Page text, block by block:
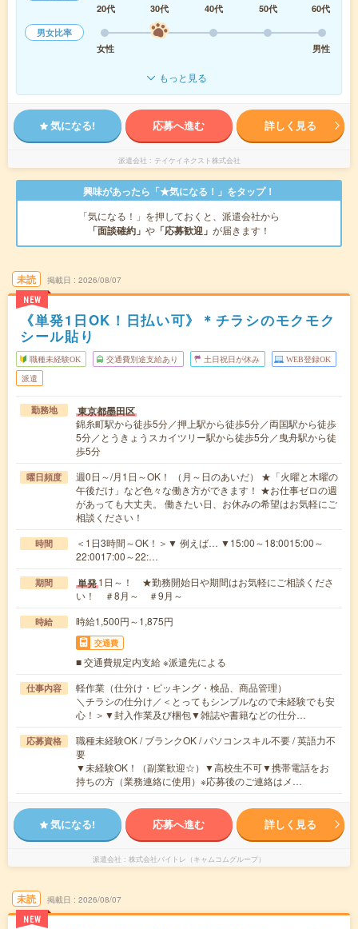
20代
30代 40代 50代
60代
男女比率
女性
男性
もっと見る
気になる! 応募へ進む 詳しく見る
派遣会社 テイケイネクスト株式会社
興味があったら「★気になる！」をタップ！
「気になる！」を押しておくと、派遣会社から
「面談確約」 や 「応募歓迎」 が届きます！
未読
NEW
掲載日 2026/08/07
《単発1日OK！日払い可》＊チラシのモクモク
シール貼り
職種未経験OK 交通費別途支給あり 土日祝日が休み WEB登録OK
派遣
勤務地 東京都墨田区
錦糸町駅から徒歩5分／押上駅から徒歩5分／両国駅から徒歩
5分／とうきょうスカイツリー駅から徒歩5分／曳舟駅から徒
歩5分
曜日頻度
週0日～/月1日～OK！ （月～日のあいだ） ★「火曜と木曜の
午後だけ」など色々な働き方ができます！ ★お仕事ゼロの週
があっても大丈夫。 働きたい日、お休みの希望はお気軽にご
相談ください！
時間
＜1日3時間～OK！＞▼ 例えば… ▼15:00～18:0015:00～
22:0017:00～22:…
期間 単発1日～！ ★勤務開始日や期間はお気軽にご相談くださ
い！ ＃8月～ ＃9月～
時給 時給1,500円～1,875円
交通費
■ 交通費規定内支給 ※派遣先による
仕事内容
軽作業（仕分け・ピッキング・検品、商品管理）
＼チラシの仕分け／＜とってもシンプルなので未経験でも安
心！＞▼封入作業及び梱包▼雑誌や書籍などの仕分…
応募資格
職種未経験OK / ブランクOK / パソコンスキル不要 / 英語力不
要
▼未経験OK！（副業歓迎☆）▼高校生不可▼携帯電話をお
持ちの方（業務連絡に使用）※応募後のご連絡はメ…
気になる! 応募へ進む 詳しく見る
派遣会社 株式会社バイトレ（キャムコムグループ）
未読
NEW
掲載日 2026/08/07